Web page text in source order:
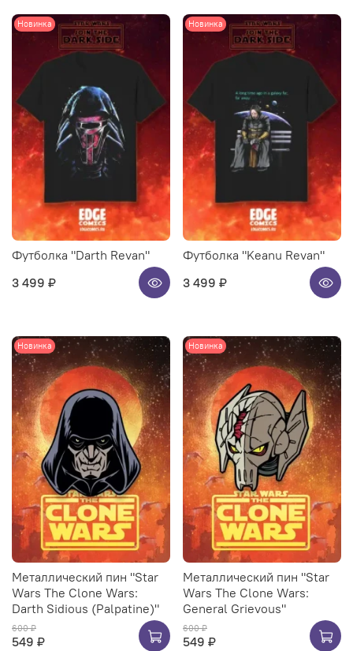
Новинка
Футболка "Darth Revan"
3 499 ₽
Новинка
Футболка "Keanu Revan"
3 499 ₽
Новинка
Металлический пин "Star
Wars The Clone Wars:
Darth Sidious (Palpatine)"
600 ₽
549 ₽
Новинка
Металлический пин "Star
Wars The Clone Wars:
General Grievous"
600 ₽
549 ₽